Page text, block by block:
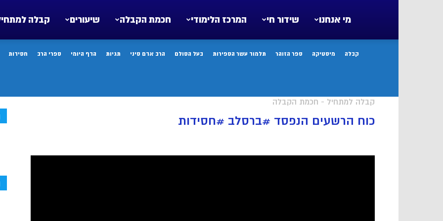
קבלה שיעורים חכמת הקבלה המרכז הלימודי שידור חי מי אנחנו
קבלה מיסטיקה ספר הזוהר תלמוד עשר הספירות בעל הסולם הרב אדם סיני תגיות הדף היומי ספרי הרב חסידות
קבלה למתחיל - חכמת הקבלה
כוח הרשעים הנפסד #ברסלב #חסידות